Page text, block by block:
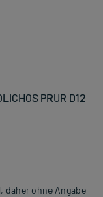
PRUR D12
ohne Angabe